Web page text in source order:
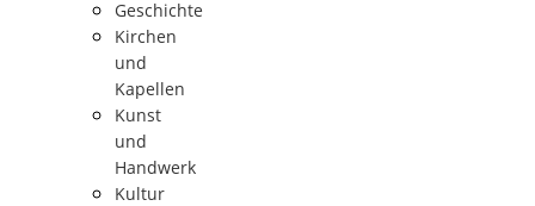
Geschichte
Kirchen
und
Kapellen
Kunst
und
Handwerk
Kultur